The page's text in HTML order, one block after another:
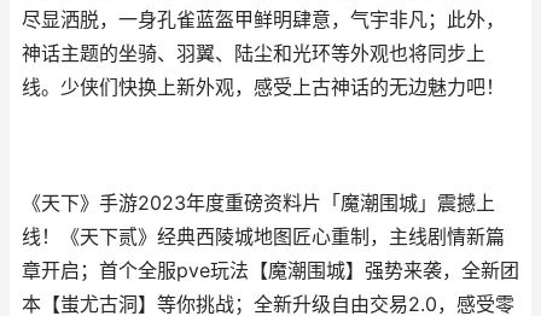
尽显洒脱，一身孔雀蓝盔甲鲜明肆意，气宇非凡；此外，
神话主题的坐骑、羽翼、陆尘和光环等外观也将同步上
线。少侠们快换上新外观，感受上古神话的无边魅力吧！
《天下》手游2023年度重磅资料片「魔潮围城」震撼上
线！《天下贰》经典西陵城地图匠心重制，主线剧情新篇
章开启；首个全服pve玩法【魔潮围城】强势来袭，全新团
本【蚩尤古洞】等你挑战；全新升级自由交易2.0，感受零